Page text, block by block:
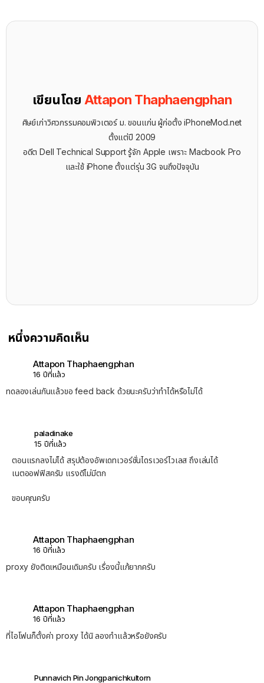
เขียนโดย Attapon Thaphaengphan
ศิษย์เก่าวิศวกรรมคอมพิวเตอร์ ม. ขอนแก่น ผู้ก่อตั้ง iPhoneMod.net
ตั้งแต่ปี 2009
อดีต Dell Technical Support รู้จัก ​Apple เพราะ Macbook Pro
และใช้ iPhone ตั้งแต่รุ่น 3G จนถึงปัจจุบัน
หนึ่งความคิดเห็น
Attapon Thaphaengphan
16 ปีที่แล้ว
ทดลองเล่นกันแล้วขอ feed back ด้วยนะครับว่าทำได้หรือไม่ได้
paladinake
15 ปีที่แล้ว
ตอนแรกลงไม่ได้ สรุปต้องอัพเดทเวอร์ชั่นไดรเวอร์ไวเลส ถึงเล่นได้
เนตออฟฟิสครับ แรงดีไม่มีตก
ขอบคุณครับ
Attapon Thaphaengphan
16 ปีที่แล้ว
proxy ยังติดเหมือนเดิมครับ เรื่องนี้แก้ยากครับ
Attapon Thaphaengphan
16 ปีที่แล้ว
ที่ไอโฟนก็ตั้งค่า proxy ได้นิ ลองทำแล้วหรือยังครับ
Punnavich Pin Jongpanichkultorn